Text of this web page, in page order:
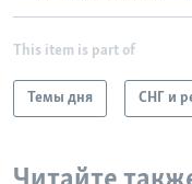
This item is part of
Темы дня СНГ и